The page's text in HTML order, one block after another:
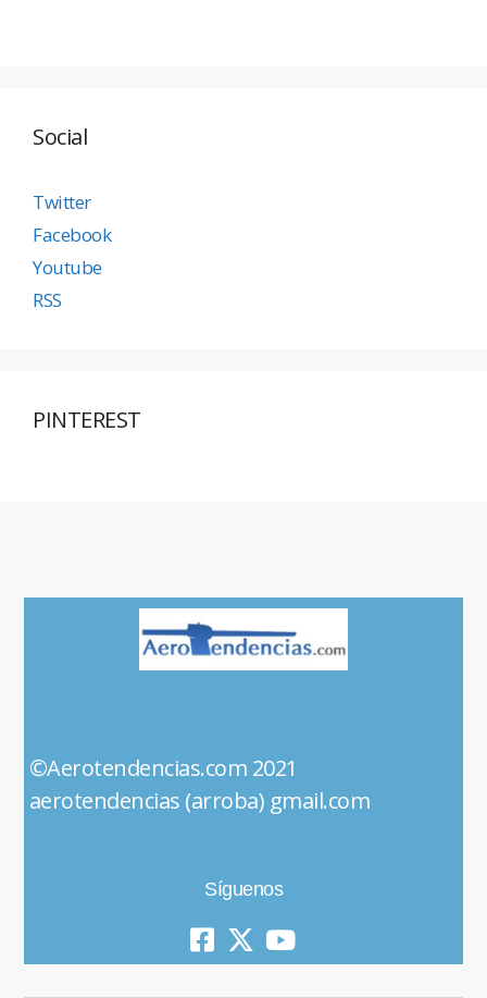
Social
Twitter
Facebook
Youtube
RSS
PINTEREST
©Aerotendencias.com 2021
aerotendencias (arroba) gmail.com
Síguenos